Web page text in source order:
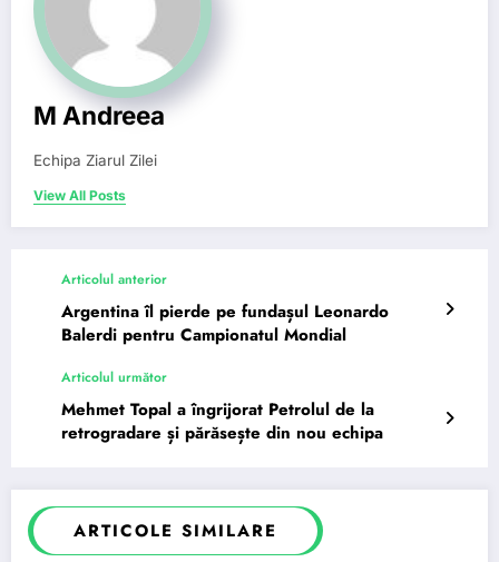
M Andreea
Echipa Ziarul Zilei
View All Posts
Articolul anterior
Argentina îl pierde pe fundașul Leonardo
Balerdi pentru Campionatul Mondial
Articolul următor
Mehmet Topal a îngrijorat Petrolul de la
retrogradare și părăsește din nou echipa
ARTICOLE SIMILARE